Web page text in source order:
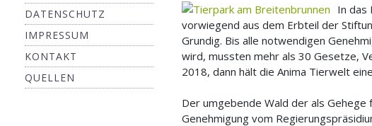
DATENSCHUTZ
IMPRESSUM
KONTAKT
QUELLEN
In das
vorwiegend aus dem Erbteil der
Grundig. Bis alle notwendigen
wird, mussten mehr als 30 Gesetze,
2018, dann hält die Anima Tierwelt
Der umgebende Wald der als
Genehmigung vom